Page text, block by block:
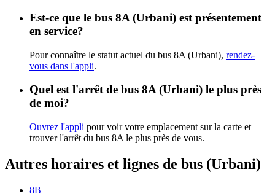
Est-ce que le bus 8A (Urbani) est présentement
en service?
Pour connaître le statut actuel du bus 8A (Urbani), rendez-
vous dans l'appli.
Quel est l'arrêt de bus 8A (Urbani) le plus près
de moi?
Ouvrez l'appli pour voir votre emplacement sur la carte et
trouver l'arrêt du bus 8A le plus près de vous.
Autres horaires et lignes de bus (Urbani)
8B